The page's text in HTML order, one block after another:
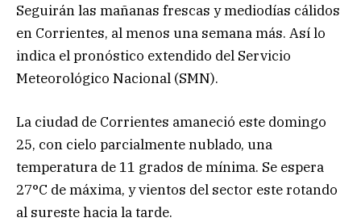
Seguirán las mañanas frescas y mediodías cálidos
en Corrientes, al menos una semana más. Así lo
indica el pronóstico extendido del Servicio
Meteorológico Nacional (SMN).
La ciudad de Corrientes amaneció este domingo
25, con cielo parcialmente nublado, una
temperatura de 11 grados de mínima. Se espera
27°C de máxima, y vientos del sector este rotando
al sureste hacia la tarde.